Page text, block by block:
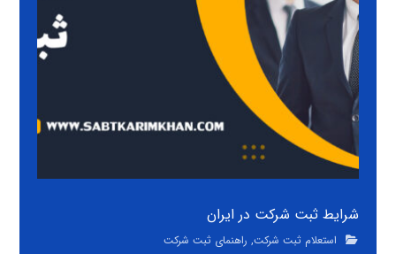
شرایط ثبت شرکت در ایران
استعلام ثبت شرکت, راهنمای ثبت شرکت